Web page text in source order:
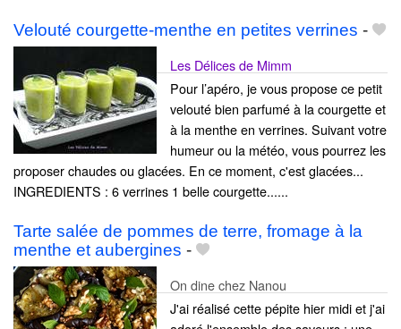
Velouté courgette-menthe en petites verrines -
Les Délices de Mimm
Pour l’apéro, je vous propose ce petit
velouté bien parfumé à la courgette et
à la menthe en verrines. Suivant votre
humeur ou la météo, vous pourrez les
proposer chaudes ou glacées. En ce moment, c'est glacées...
INGREDIENTS : 6 verrines 1 belle courgette......
Tarte salée de pommes de terre, fromage à la
menthe et aubergines -
On dine chez Nanou
J'ai réalisé cette pépite hier midi et j'ai